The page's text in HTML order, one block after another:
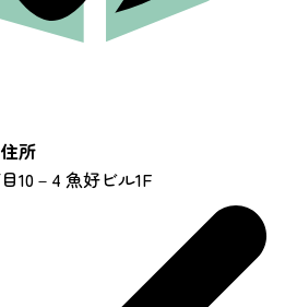
住所
10－4 魚好ビル1F